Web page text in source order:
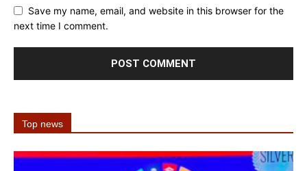
Save my name, email, and website in this browser for the
next time I comment.
Top news